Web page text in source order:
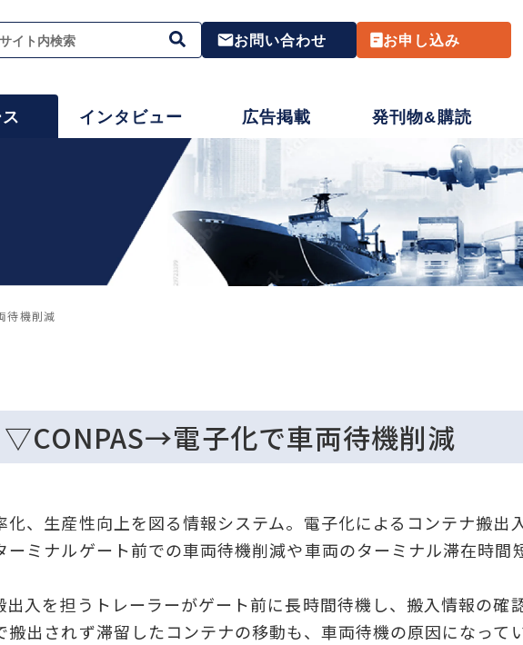
お問い合わせ お申し込み
インタビュー 広告掲載 発刊物&購読
待機削減
▽CONPAS→電子化で車両待機削減
、生産性向上を図る情報システム。電子化によるコンテナ搬出
ミナルゲート前での車両待機削減や車両のターミナル滞在時間
入を担うトレーラーがゲート前に長時間待機し、搬入情報の確
出されず滞留したコンテナの移動も、車両待機の原因になってい